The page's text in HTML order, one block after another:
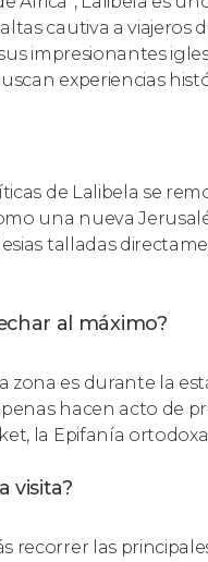
cautiva a
impresionantes
experiencias
de Lalibela se
una nueva
talladas
al máximo?
zona es durante la
hacen acto de
la Epifanía
visita?
recorrer las